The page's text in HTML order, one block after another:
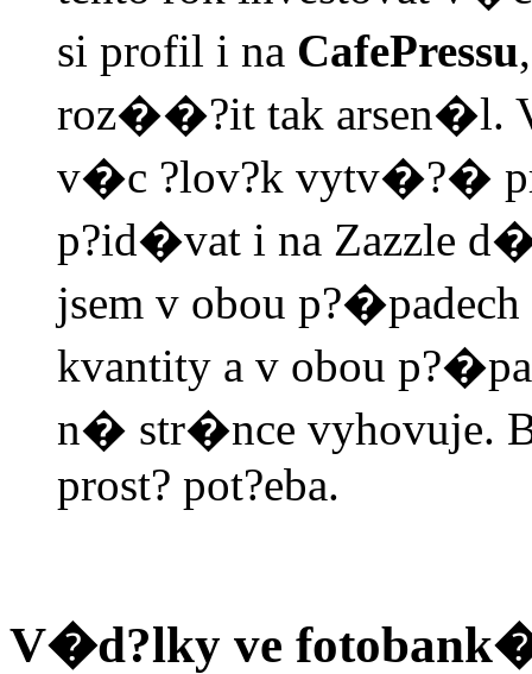
si profil i na CafePressu
roz��?it tak arsen�l.
v�c ?lov?k vytv�?�
p?id�vat i na Zazzle
jsem v obou
kvantity a v obou
n� str�nce vyhovuje.
prost? pot?eba.
V�d?lky ve